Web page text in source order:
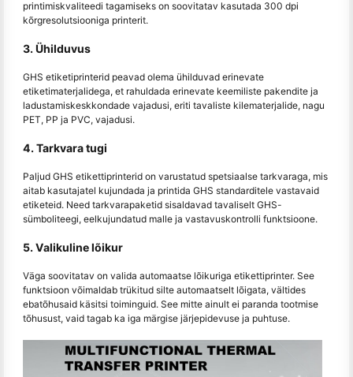
printimiskvaliteedi tagamiseks on soovitatav kasutada 300 dpi
kõrgresolutsiooniga printerit.
3. Ühilduvus
GHS etiketiprinterid peavad olema ühilduvad erinevate
etiketimaterjalidega, et rahuldada erinevate keemiliste pakendite ja
ladustamiskeskkondade vajadusi, eriti tavaliste kilematerjalide, nagu
PET, PP ja PVC, vajadusi.
4. Tarkvara tugi
Paljud GHS etikettiprinterid on varustatud spetsiaalse tarkvaraga, mis
aitab kasutajatel kujundada ja printida GHS standarditele vastavaid
etiketeid. Need tarkvarapaketid sisaldavad tavaliselt GHS-
sümboliteegi, eelkujundatud malle ja vastavuskontrolli funktsioone.
5. Valikuline lõikur
Väga soovitatav on valida automaatse lõikuriga etikettiprinter. See
funktsioon võimaldab trükitud silte automaatselt lõigata, vältides
ebatõhusaid käsitsi toiminguid. See mitte ainult ei paranda tootmise
tõhusust, vaid tagab ka iga märgise järjepidevuse ja puhtuse.